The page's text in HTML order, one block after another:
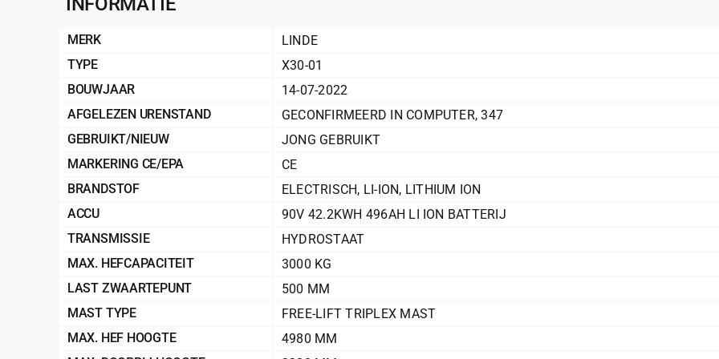
MERK
LINDE
TYPE
X30-01
BOUWJAAR
14-07-2022
AFGELEZEN URENSTAND
GECONFIRMEERD IN COMPUTER,347
GEBRUIKT/NIEUW
JONG GEBRUIKT
MARKERING CE/EPA
CE
BRANDSTOF
ELECTRISCH, LI-ION, LITHIUM ION
ACCU
90V 42.2KWH 496AH LI ION BATTERIJ
TRANSMISSIE
HYDROSTAAT
MAX. HEFCAPACITEIT
3000 KG
LAST ZWAARTEPUNT
500 MM
MAST TYPE
FREE-LIFT TRIPLEX MAST
MAX. HEF HOOGTE
4980 MM